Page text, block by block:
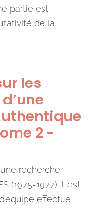
partie est
de la
les
2 -
recherche
(1975-1977). Il est
effectué